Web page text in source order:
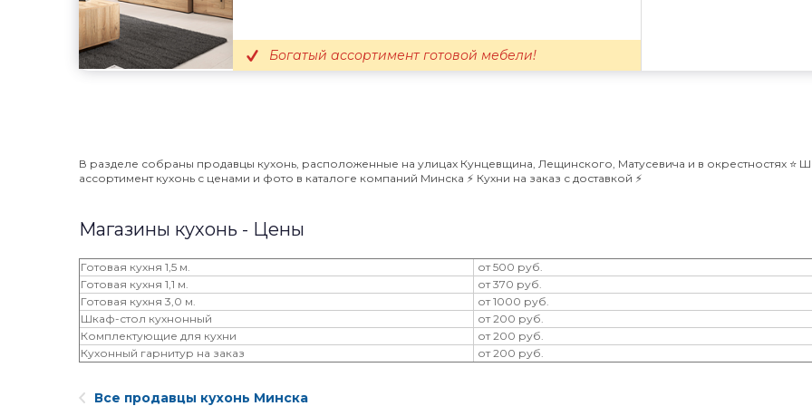
Богатый ассортимент готовой мебели!
В разделе собраны продавцы кухонь, расположенные на улицах Кунцевщина, Лещинского, Матусевича и в окрестностях ⭐️
ассортимент кухонь с ценами и фото в каталоге компаний Минска ⚡️ Кухни на заказ с доставкой ⚡️
Магазины кухонь - Цены
Готовая кухня 1,5 м.
от 500 руб.
Готовая кухня 1,1 м.
от 370 руб.
Готовая кухня 3,0 м.
от 1000 руб.
Шкаф-стол кухнонный
от 200 руб.
Комплектующие для кухни
от 200 руб.
Кухонный гарнитур на заказ
от 200 руб.
Все продавцы кухонь Минска